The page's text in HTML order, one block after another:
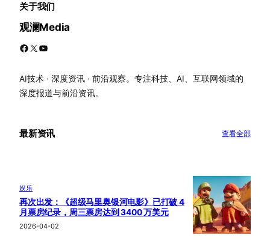
关于我们
观澜Media
Facebook X YouTube
AI技术 · 深度资讯 · 前沿观察。专注科技、AI、互联网领域的
深度报道与前沿资讯。
最新资讯 查看全部
娱乐
再次出发：《超级马里奥银河电影》已打破 4
月票房纪录，周三票房达到 3400 万美元
2026-04-02